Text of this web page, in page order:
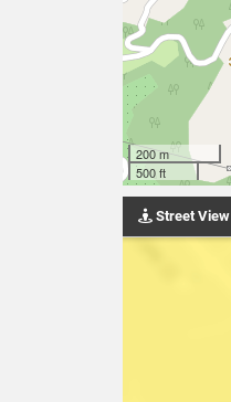
200 m
500 ft
Street View